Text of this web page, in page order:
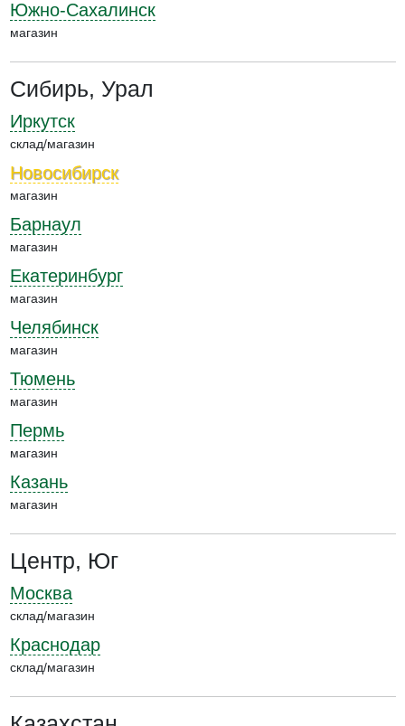
Южно-Сахалинск
магазин
Сибирь, Урал
Иркутск
склад/магазин
Новосибирск
магазин
Барнаул
магазин
Екатеринбург
магазин
Челябинск
магазин
Тюмень
магазин
Пермь
магазин
Казань
магазин
Центр, Юг
Москва
склад/магазин
Краснодар
склад/магазин